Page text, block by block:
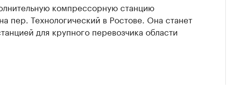
компрессорную станцию
пер. Технологический в Ростове. Она станет
для крупного перевозчика области